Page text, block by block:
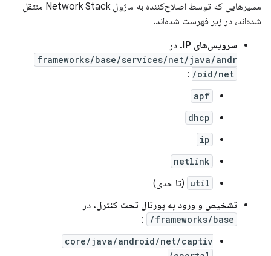
مسیرهایی که توسط اصلاح‌کننده به ماژول Network Stack منتقل
شده‌اند، در زیر فهرست شده‌اند.
سرویس‌های IP.
در
frameworks/base/services/net/java/andr
oid/net/
:
apf
dhcp
ip
netlink
util (تا حدی)
تشخیص و ورود به پورتال تحت کنترل. در
frameworks/base/
:
core/java/android/net/captiv